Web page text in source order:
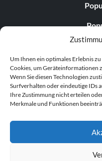
Um Ihnen ein optimales Erlebnis
Cookies, um Geräteinformationen
Wenn Sie diesen Technologien
Surfverhalten oder eindeutige IDs
Ihre Zustimmung nicht erteilen
Merkmale und Funktionen